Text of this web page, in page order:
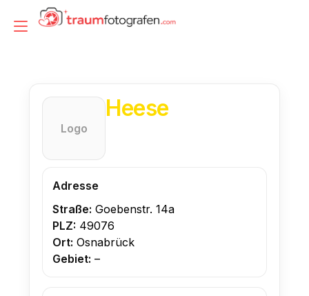
InhaltNavigation
Logo
Heese
Adresse
Straße: Goebenstr. 14a
PLZ: 49076
Ort: Osnabrück
Gebiet: –